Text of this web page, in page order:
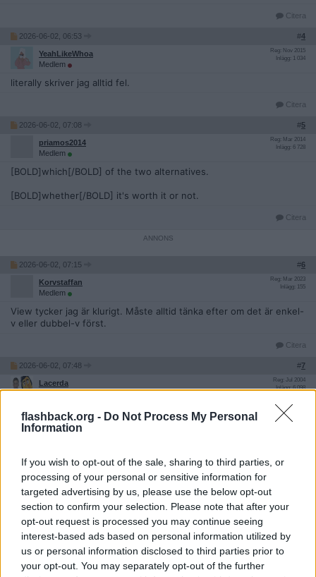
flashback.org - Do Not Process My Personal
Information
If you wish to opt-out of the sale, sharing to third parties, or
processing of your personal or sensitive information for
targeted advertising by us, please use the below opt-out
section to confirm your selection. Please note that after your
opt-out request is processed you may continue seeing
interest-based ads based on personal information utilized by
us or personal information disclosed to third parties prior to
your opt-out. You may separately opt-out of the further
Citera
2026-06-02, 06:53 #4
YeahLikeWhoa
Medlem
Reg: Nov 2015
Inlägg: 1 034
literally skriver jag alltid fel.
Citera
2026-06-02, 07:08 #5
priamos2014
Medlem
Reg: Mar 2014
Inlägg: 6 728
[BOLD]which[/BOLD] of the two alternatives.
[BOLD]whether[/BOLD] it's worth it or not.
Citera
2026-06-02, 07:15 #6
Korvstaffan
Medlem
Reg: Mar 2023
Inlägg: 155
View tycker jag är klurigt. Måste alltid tänka efter om det är enkel-
v eller dubbel-v först.
Citera
2026-06-02, 07:48 #7
Lacerda
Medlem
Reg: Jul 2004
Inlägg: 6 098
Beautiful är ett ord som ofta spökar när man ska skriva det, jävla
fransmännens fel!
2026-06-02, 09:02
fjollcigg
Medlem
Citat:
Ursprungligen postat avKorvstaffan
View tycker jag är klurigt. Måste alltid tänka efter om det är
enkel-v eller dubbel-v först.